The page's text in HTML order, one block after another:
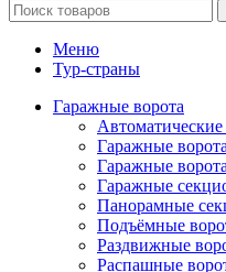
Меню
Тур-страны
Гаражные ворота
Гаражные
Гаражные
Гаражные
Панорамные
Подъёмные
Раздвижные
Распашные